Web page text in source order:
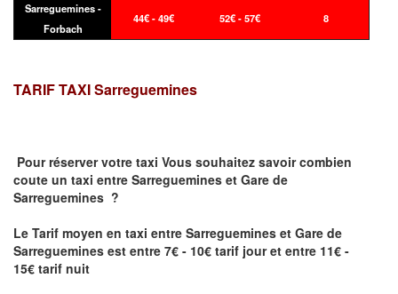
Sarreguemines -
Forbach
44€ - 49€ 52€ - 57€ 8
TARIF TAXISarreguemines
Pour réserver votre taxi Vous souhaitez savoircombien
coute un taxi entre Sarreguemines et Gare de
Sarreguemines ?
Le Tarif moyen en taxi entre Sarreguemines et Gare de
Sarreguemines est entre 7€ - 10€ tarif jour et entre 11€ -
15€ tarif nuit